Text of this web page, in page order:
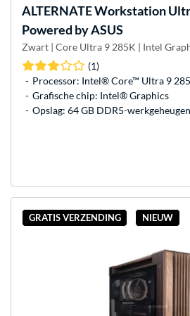
ALTERNATEWorkstation
Powered by ASUS
Zwart | Core Ultra 9 285K | Intel
(1)
Processor: Intel® Core™ Ultra 9
Grafische chip: Intel® Graphics
Opslag: 64 GB DDR5-
GRATIS VERZENDING NIEUW